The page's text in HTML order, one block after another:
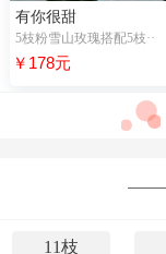
有你很甜
5枝粉雪山玫瑰搭配5枝··
￥178元
11枝